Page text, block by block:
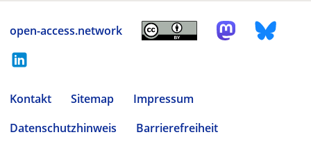
open-access.network
Kontakt Sitemap
Impressum
Datenschutzhinweis
Barrierefreiheit